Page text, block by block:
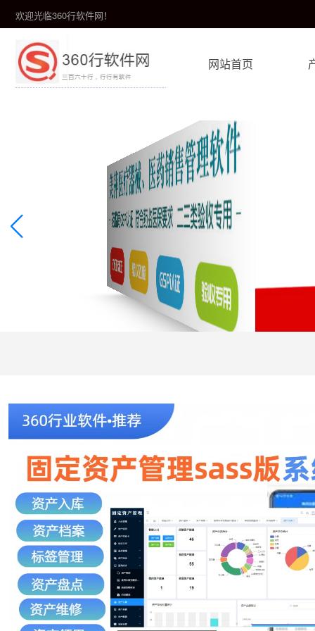
欢迎光临360行软件网！
网站首页